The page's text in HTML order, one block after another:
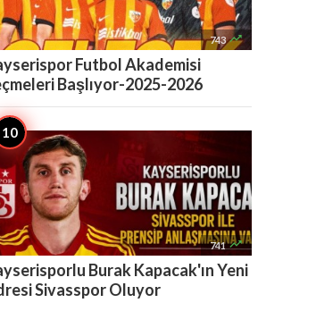
743 
Futbol Akademisi
Başlıyor-2025-2026
741 
Burak Kapacak'ın Yeni
Sivasspor Oluyor